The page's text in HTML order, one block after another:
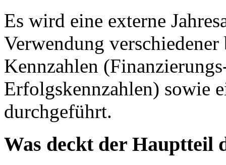
Es wird eine externe
Verwendung
Kennzahlen
Erfolgskennzahlen) sowie
durchgeführt.
Was deckt der Hauptteil